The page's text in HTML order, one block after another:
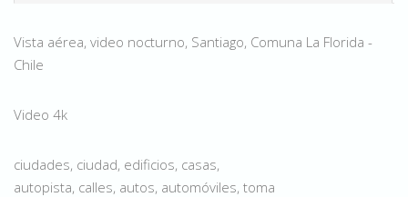
Vista aérea, video nocturno, Santiago, Comuna La Florida -
Chile
Video 4k
ciudades, ciudad, edificios, casas,
autopista, calles, autos, automóviles, toma